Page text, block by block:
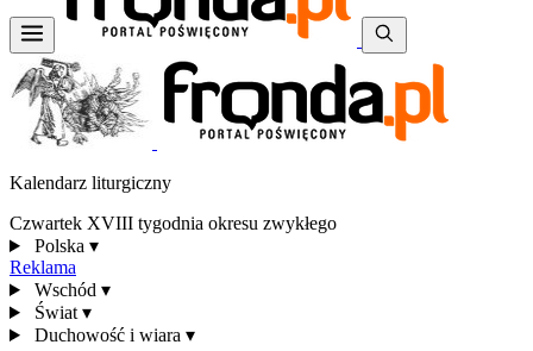
Kalendarz liturgiczny
Czwartek XVIII tygodnia okresu zwykłego
Polska ▾
Reklama
Wschód ▾
Świat ▾
Duchowość i wiara ▾